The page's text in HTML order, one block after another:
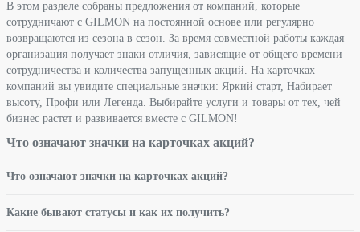
В этом разделе собраны предложения от компаний, которые
сотрудничают с GILMON на постоянной основе или регулярно
возвращаются из сезона в сезон. За время совместной работы каждая
организация получает знаки отличия, зависящие от общего времени
сотрудничества и количества запущенных акций. На карточках
компаний вы увидите специальные значки: Яркий старт, Набирает
высоту, Профи или Легенда. Выбирайте услуги и товары от тех, чей
бизнес растет и развивается вместе с GILMON!
Что означают значки на карточках акций?
Что означают значки на карточках акций?
Какие бывают статусы и как их получить?